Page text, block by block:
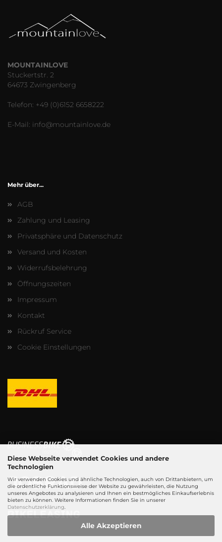
Diese Webseite verwendet Cookies und andere
Technologien
Wir verwenden Cookies und ähnliche Technologien, auch von Drittanbietern, um
die ordentliche Funktionsweise der Website zu gewährleisten, die Nutzung
unseres Angebotes zu analysieren und Ihnen ein bestmögliches Einkaufserlebnis
bieten zu können. Weitere Informationen finden Sie in unserer
Datenschutzerklärung
Alle Akzeptieren
MOUNTAINLOVE
Stuckertstr. 2
64673 Zwingenberg
Telefon: +49 (0)6152 6658222
E-Mail: info@mountainlove.de
Mehr über...
AGB
Zahlung und Leasing
Privatsphäre und Datenschutz
Versand und Kosten
Widerrufsbelehrung
Öffnungszeiten
Impressum
Kontakt
Rückruf Service
Cookie Einstellungen